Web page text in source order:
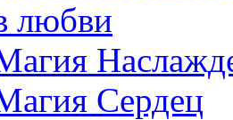
любви
Сердец